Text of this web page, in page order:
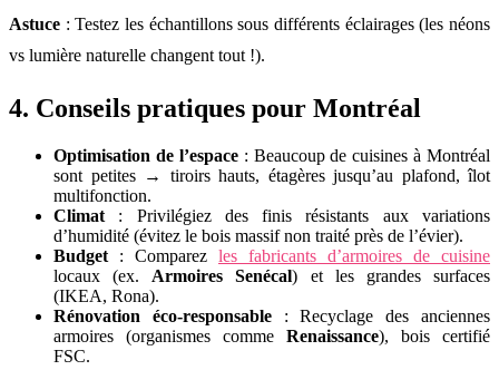
Astuce : Testez les échantillons sous différents éclairages (les néons
vs lumière naturelle changent tout !).
4. Conseils pratiques pour Montréal
Optimisation de l’espace: Beaucoup de cuisines à Montréal
sont petites → tiroirs hauts, étagères jusqu’au plafond, îlot
multifonction.
Climat : Privilégiez des finis résistants aux variations
d’humidité (évitez le bois massif non traité près de l’évier).
Budget : Comparez les fabricants d’armoires de cuisine
locaux (ex. Armoires Senécal) et les grandes surfaces
(IKEA, Rona).
Rénovation éco-responsable: Recyclage des anciennes
armoires (organismes comme Renaissance), bois certifié
FSC.